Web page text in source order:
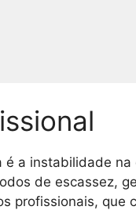
a instabilidade
de escassez,
profissionais,